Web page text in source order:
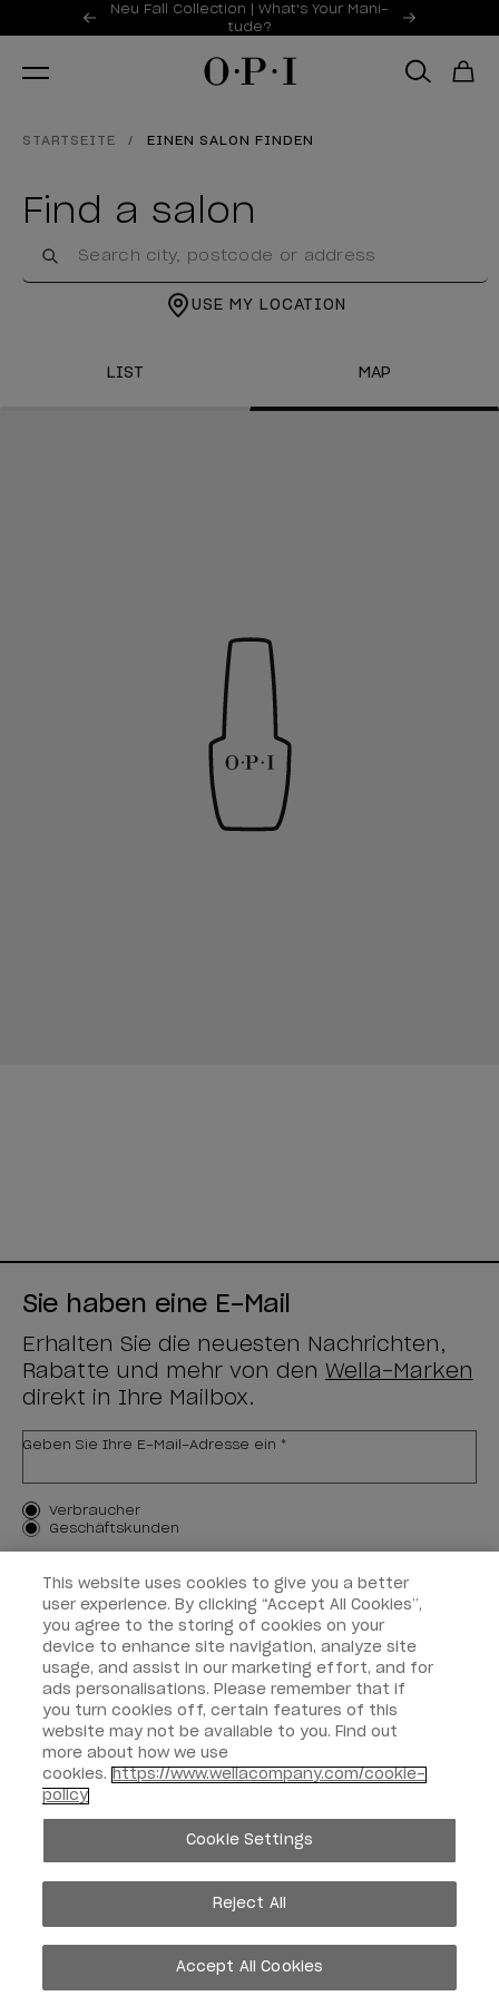
Sonderangebote
Neu Fall Collection | What's Your Mani-
tude?
Item 1 of 2
STARTSEITE EINEN SALON FINDEN
Find a salon
USE MY LOCATION
LIST MAP
Sie haben eine E-Mail
Erhalten Sie die neuesten Nachrichten,
Rabatte und mehr von den Wella-Marken
direkt in Ihre Mailbox.
Geben Sie Ihre E-Mail-Adresse ein *
Kundenart
Verbraucher
Geschäftskunden
Kundeninformationen
OPI & Sie
instagram
This website uses cookies to give you a better
user experience. By clicking “Accept All Cookies”,
you agree to the storing of cookies on your
device to enhance site navigation, analyze site
usage, and assist in our marketing effort, and for
ads personalisations. Please remember that if
you turn cookies off, certain features of this
website may not be available to you. Find out
more about how we use
cookies.
https://www.wellacompany.com/cookie-
policy
Cookie Settings
Reject All
Accept All Cookies